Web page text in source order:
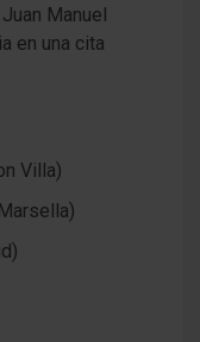
Manuel
en una cita
Villa)